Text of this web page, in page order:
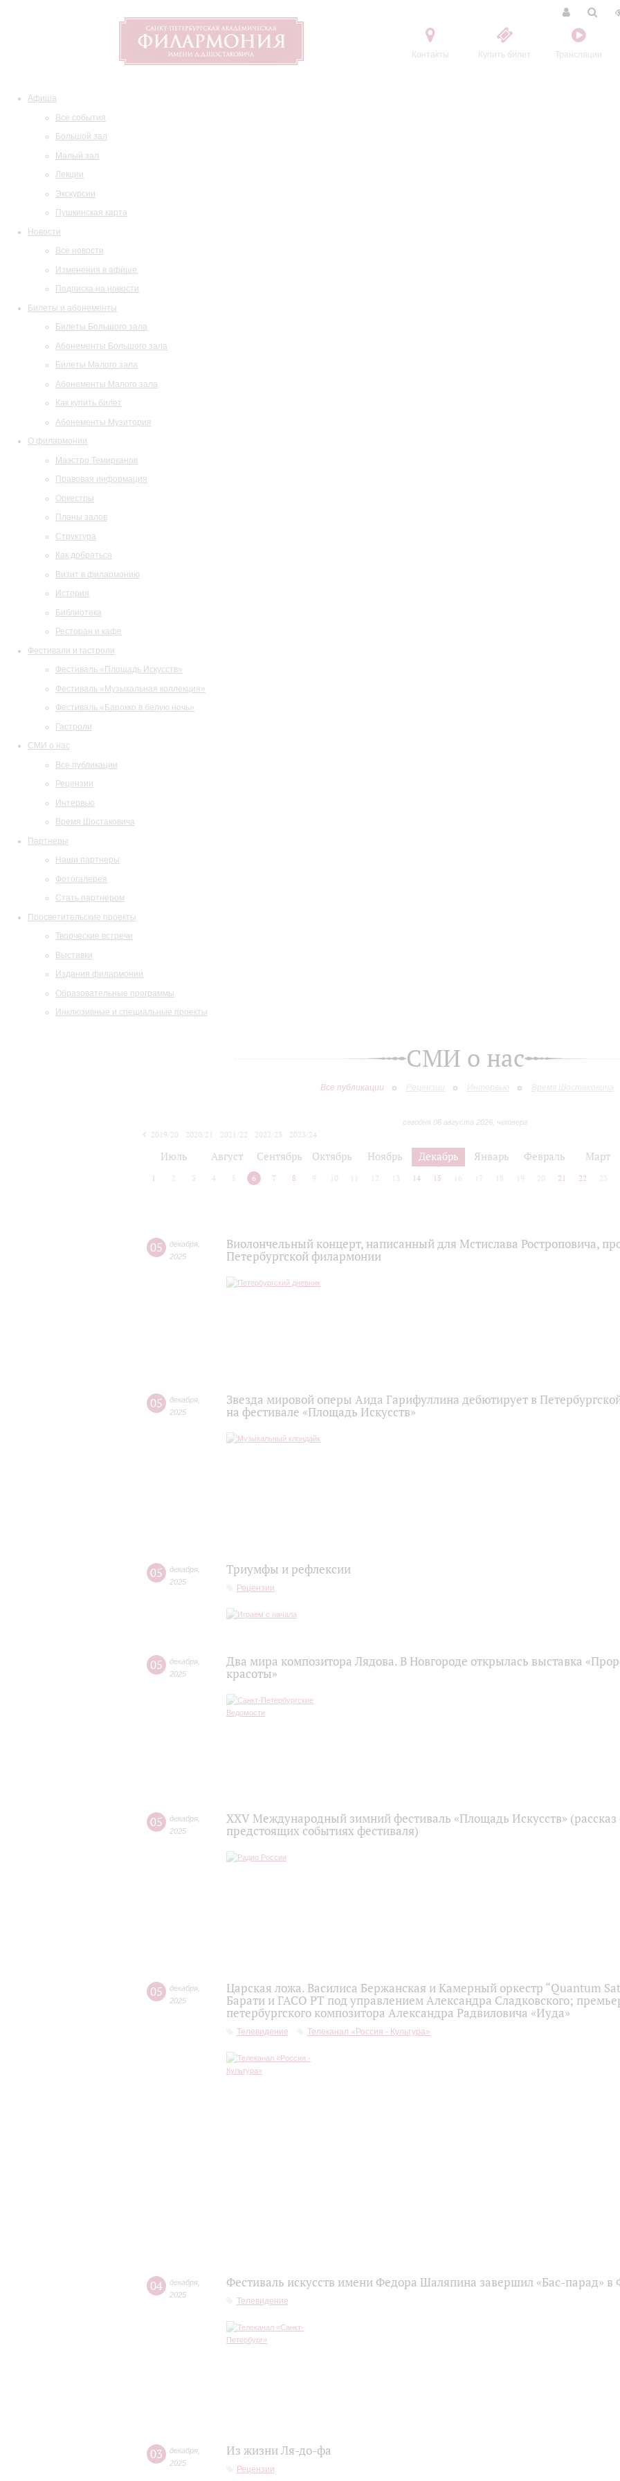
Контакты Купить билет Трансляции
Афиша
Все события
Большой зал
Малый зал
Лекции
Экскурсии
Пушкинская карта
Новости
Все новости
Изменения в афише
Подписка на новости
Билеты и абонементы
Билеты Большого зала
Абонементы Большого зала
Билеты Малого зала
Абонементы Малого зала
Как купить билет
Абонементы Музитория
О филармонии
Маэстро Темирканов
Правовая информация
Оркестры
Планы залов
Структура
Как добраться
Визит в филармонию
История
Библиотека
Ресторан и кафе
Фестивали и гастроли
Фестиваль «Площадь Искусств»
Фестиваль «Музыкальная коллекция»
Фестиваль «Барокко в белую ночь»
Гастроли
СМИ о нас
Все публикации
Рецензии
Интервью
Время Шостаковича
Партнеры
Наши партнеры
Фотогалерея
Стать партнером
Просветительские проекты
Творческие встречи
Выставки
Издания филармонии
Образовательные программы
Инклюзивные и специальные проекты
СМИ о нас
Все публикации Рецензии Интервью Время Шостаковича
сегодня 06 августа 2026, четверг
2019/20 2020/21 2021/22 2022/23
2023/24
Июль Август Сентябрь Октябрь Ноябрь Декабрь Январь Февраль Март
1 2 3 4 5 6 7 8 9 10 12 13 14 15 16 17 18 19 20 21 22 23
05 декабря
2025
Виолончельный концерт, написанный для Мстислава Ростроповича,
Петербургской филармонии
05 декабря
2025
Звезда мировой оперы Аида Гарифуллина дебютирует в
на фестивале «Площадь Искусств»
05 декабря
2025
Триумфы и рефлексии
Рецензии
05 декабря
2025
Два мира композитора Лядова. В Новгороде открылась выставка
красоты»
05 декабря
2025
XXV Международный зимний фестиваль «Площадь Искусств» (рассказ
предстоящих событиях фестиваля)
05 декабря
2025
Царская ложа. Василиса Бержанская и Камерный оркестр “Quantum
Барати и ГАСО РТ под управлением Александра Сладковского;
петербургского композитора Александра Радвиловича «Иуда»
Телевидение Телеканал «Россия - Культура»
04 декабря
2025
Фестиваль искусств имени Федора Шаляпина завершил «Бас-парад»
Телевидение
03 декабря
2025
Из жизни Ля-до-фа
Рецензии